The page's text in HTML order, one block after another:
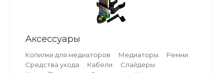
Аксессуары
Копилки для медиаторов Медиаторы
Ремни
Средства ухода
Кабели
Слайдеры